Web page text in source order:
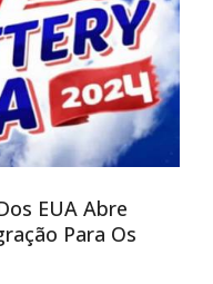
EUA Abre
Para Os